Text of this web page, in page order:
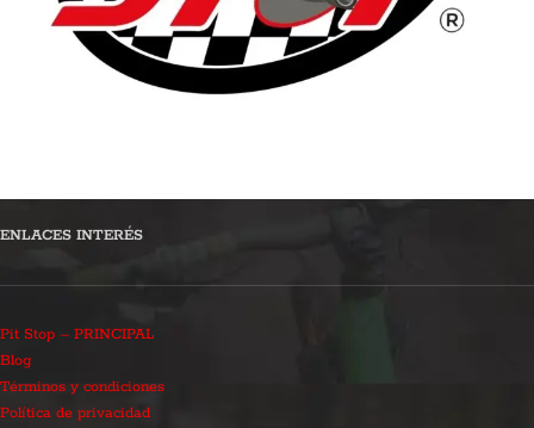
ENLACES INTERÉS
Pit Stop – PRINCIPAL
Blog
Términos y condiciones
Política de privacidad